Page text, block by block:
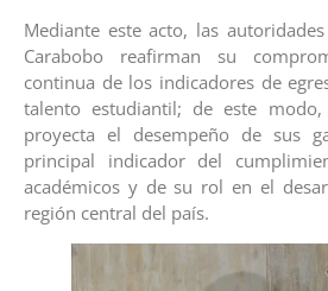
Mediante este acto, las
Carabobo reafirman su
continua de los indicadores de
talento estudiantil; de este modo,
proyecta el desempeño de sus
principal indicador del
académicos y de su rol en el
región central del país.